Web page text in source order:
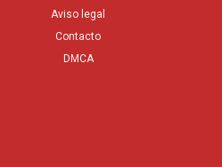
Aviso legal
Contacto
DMCA